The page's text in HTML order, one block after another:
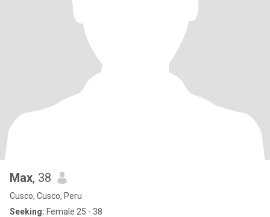
Max, 38
Cusco, Cusco, Peru
Seeking: Female 25 - 38